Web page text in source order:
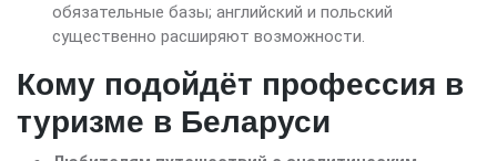
обязательные базы; английский и польский
существенно расширяют возможности.
Кому подойдёт профессия в
туризме в Беларуси